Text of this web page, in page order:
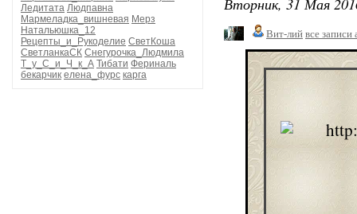
Ледитата Людпавна
Мармеладка_вишневая Мерз
Натальюшка_12
Рецепты_и_Рукоделие СветКоша
СветланкаСК Снегурочка_Людмила
Т_у_С_и_Ч_к_А Тибати Фериналь
бекарчик елена_фурс карга
Вит-лий все записи